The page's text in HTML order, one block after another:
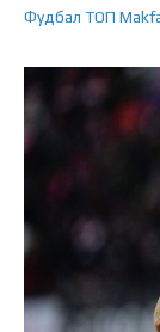
Фудбал ТОП